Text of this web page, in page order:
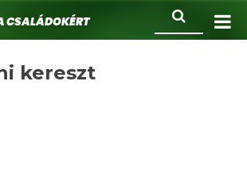
kereszt